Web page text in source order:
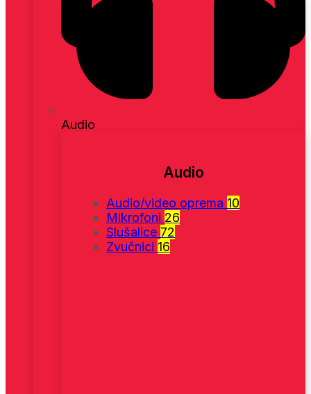
Audio
Audio
Audio/video oprema 10
Mikrofoni 26
Slušalice 72
Zvučnici 16